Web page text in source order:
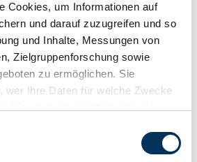
Cookies, um Informationen auf
und darauf zuzugreifen und so
und Inhalte, Messungen von
Zielgruppenforschung sowie
zu ermöglichen. Sie
wer Ihre Daten für welche Zwecke
oder widerrufen